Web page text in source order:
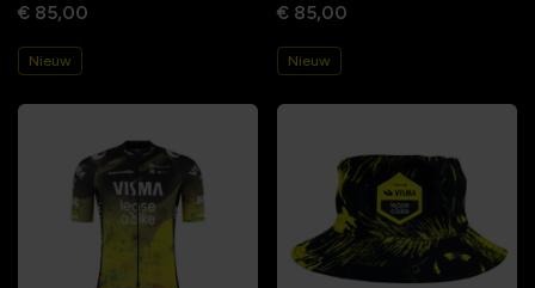
€ 85,00
Nieuw
€ 85,00
Nieuw